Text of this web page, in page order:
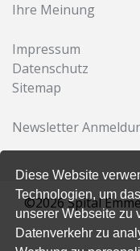
Diese Website
Technologien, um
unserer Webseite zu
Datenverkehr zu
Ihre Meinung
Impressum
Datenschutz
Sitemap
Newsletter
©2026 Spital